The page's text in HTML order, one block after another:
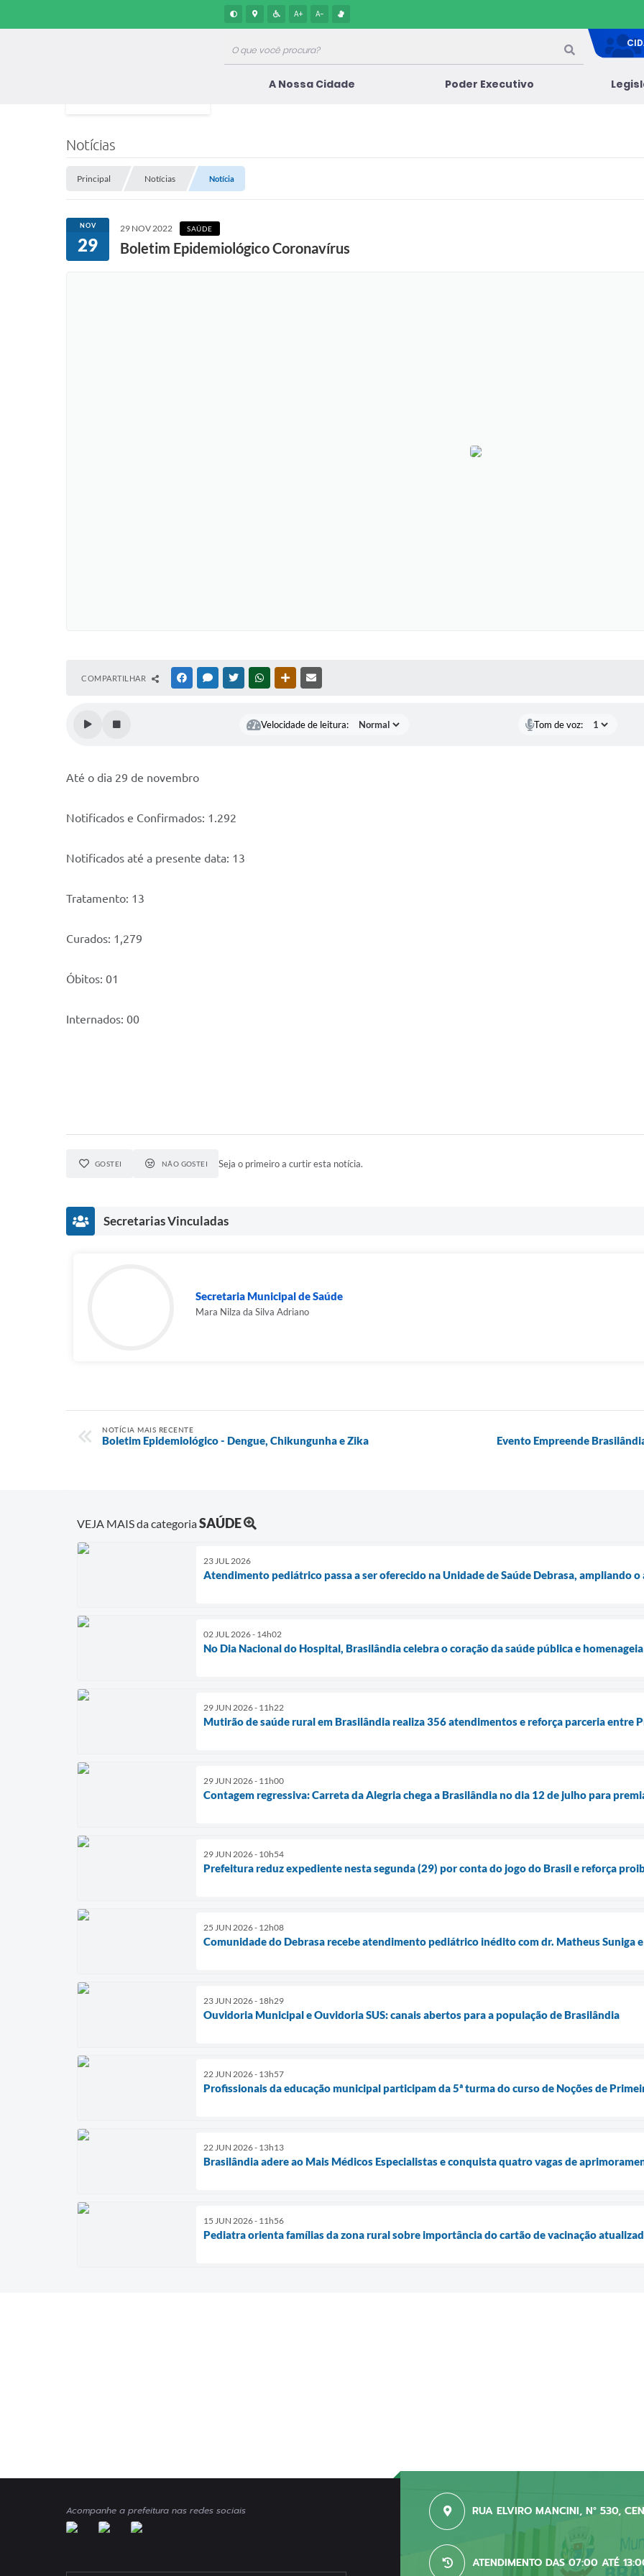
A+ A-
A Nossa Cidade Poder Executivo
Notícias
Principal Notícias Notícia
NOV
29
29 NOV 2022 SAÚDE
Boletim Epidemiológico Coronavírus
COMPARTILHAR FACEBOOKMESSENGER
TWITTERWHATSAPPOUTRAS MÍDIAS
Velocidade de leitura: Tom de voz:
Até o dia 29 de novembro
Notificados e Confirmados: 1.292
Notificados até a presente data: 13
Tratamento: 13
Curados: 1,279
Óbitos: 01
Internados: 00
GOSTEI NÃO GOSTEI Seja o primeiro a curtir esta notícia.
Secretarias Vinculadas
Secretaria Municipal de Saúde
Mara Nilza da Silva Adriano
NOTÍCIA MAIS RECENTE
Boletim Epidemiológico - Dengue, Chikungunha e Zika Evento Empreende
VEJA MAIS da categoriaSAÚDE
23 JUL 2026
Atendimento pediátrico passa a ser oferecido na Unidade de Saúde Debrasa, ampliando o
02 JUL 2026 - 14h02
No Dia Nacional do Hospital, Brasilândia celebra o coração da saúde pública e
29 JUN 2026 - 11h22
Mutirão de saúde rural em Brasilândia realiza 356 atendimentos e reforça parceria entre
29 JUN 2026 - 11h00
Contagem regressiva: Carreta da Alegria chega a Brasilândia no dia 12 de julho para
29 JUN 2026 - 10h54
Prefeitura reduz expediente nesta segunda (29) por conta do jogo do Brasil e reforça
25 JUN 2026 - 12h08
Comunidade do Debrasa recebe atendimento pediátrico inédito com dr. Matheus Suniga e
23 JUN 2026 - 18h29
Ouvidoria Municipal e Ouvidoria SUS: canais abertos para a população de Brasilândia
22 JUN 2026 - 13h57
Profissionais da educação municipal participam da 5ª turma do curso de Noções de
22 JUN 2026 - 13h13
Brasilândia adere ao Mais Médicos Especialistas e conquista quatro vagas de
15 JUN 2026 - 11h56
Pediatra orienta famílias da zona rural sobre importância do cartão de vacinação
Acompanhe a prefeitura nas redes sociais RUA ELVIRO MANCINI, N° 530,
ATENDIMENTO DAS 07:00 ATÉ